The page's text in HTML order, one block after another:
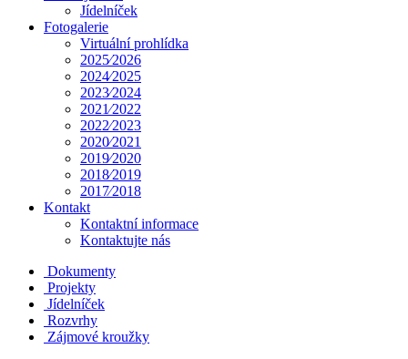
Jídelníček
Fotogalerie
Virtuální prohlídka
2025⁄2026
2024⁄2025
2023⁄2024
2021⁄2022
2022⁄2023
2020⁄2021
2019⁄2020
2018⁄2019
2017⁄2018
Kontakt
Kontaktní informace
Kontaktujte nás
Dokumenty
Projekty
Jídelníček
Rozvrhy
Zájmové kroužky